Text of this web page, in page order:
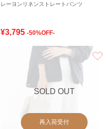
レーヨンリネンストレートパンツ
¥3,795 -50%OFF-
SOLD OUT
再入荷受付